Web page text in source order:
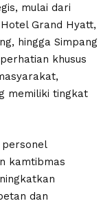
mulai dari
Grand Hyatt,
hingga Simpang
khusus
memiliki tingkat
personel
kamtibmas
dan